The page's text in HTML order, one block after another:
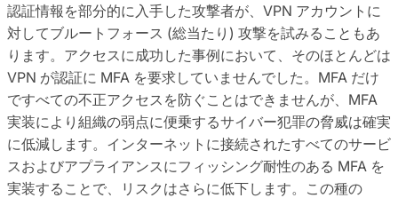
認証情報を部分的に入手した攻撃者が、VPN アカウントに
対してブルートフォース (総当たり) 攻撃を試みることもあ
ります。アクセスに成功した事例において、そのほとんどは
VPN が認証に MFA を要求していませんでした。MFA だけ
ですべての不正アクセスを防ぐことはできませんが、MFA
実装により組織の弱点に便乗するサイバー犯罪の脅威は確実
に低減します。インターネットに接続されたすべてのサービ
スおよびアプライアンスにフィッシング耐性のある MFA を
実装することで、リスクはさらに低下します。この種の